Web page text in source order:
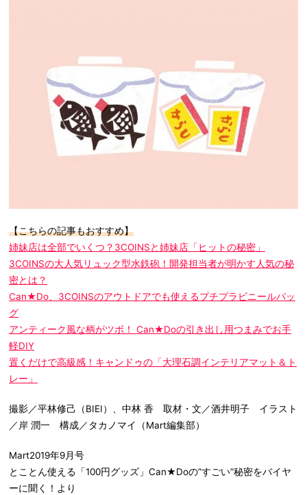
【こちらの記事もおすすめ】
姉妹店は全部でいくつ？3COINSと姉妹店「ヒットの秘密」
3COINSの大人気リュック型水鉄砲！開発担当者が明かす人気の秘
密とは？
Can★Do、3COINSのアウトドアでも使えるプチプラビニールバッ
グ
アンティーク風な柄がツボ！ Can★Doの引き出し用つまみでお手
軽DIY
置くだけで高級感！キャンドゥの「大理石調インテリアマット＆ト
レー」
撮影／平林修己（BIEI）、中林 香 取材・文／酒井明子 イラスト
／岸 潤一 構成／タカノマイ（Mart編集部）
Mart2019年9月号
とことん使える「100円グッズ」Can★Doの”すごい”秘密をバイヤ
ーに聞く！より